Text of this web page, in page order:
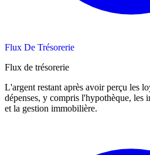
Flux De Trésorerie
Flux de trésorerie
L'argent restant après avoir perçu les
dépenses, y compris l'hypothèque, les
et la gestion immobilière.